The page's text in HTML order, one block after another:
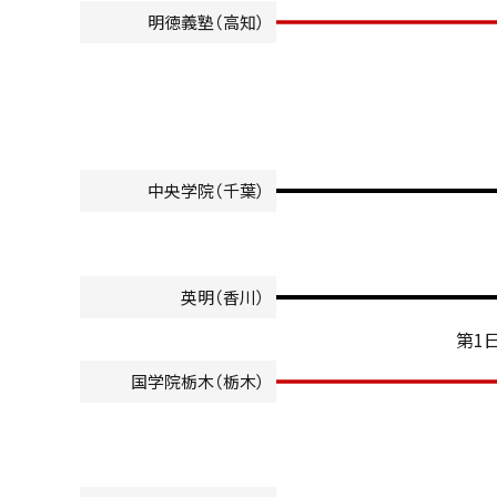
明徳義塾（高知）
中央学院（千葉）
英明（香川）
第1
国学院栃木（栃木）